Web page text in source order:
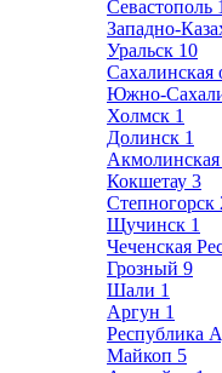
Севастополь
Западно-
Уральск 10
Сахалинская
Южно-
Холмск 1
Долинск 1
Акмолинская
Кокшетау 3
Степногорск
Щучинск 1
Чеченская
Грозный 9
Шали 1
Аргун 1
Республика
Майкоп 5